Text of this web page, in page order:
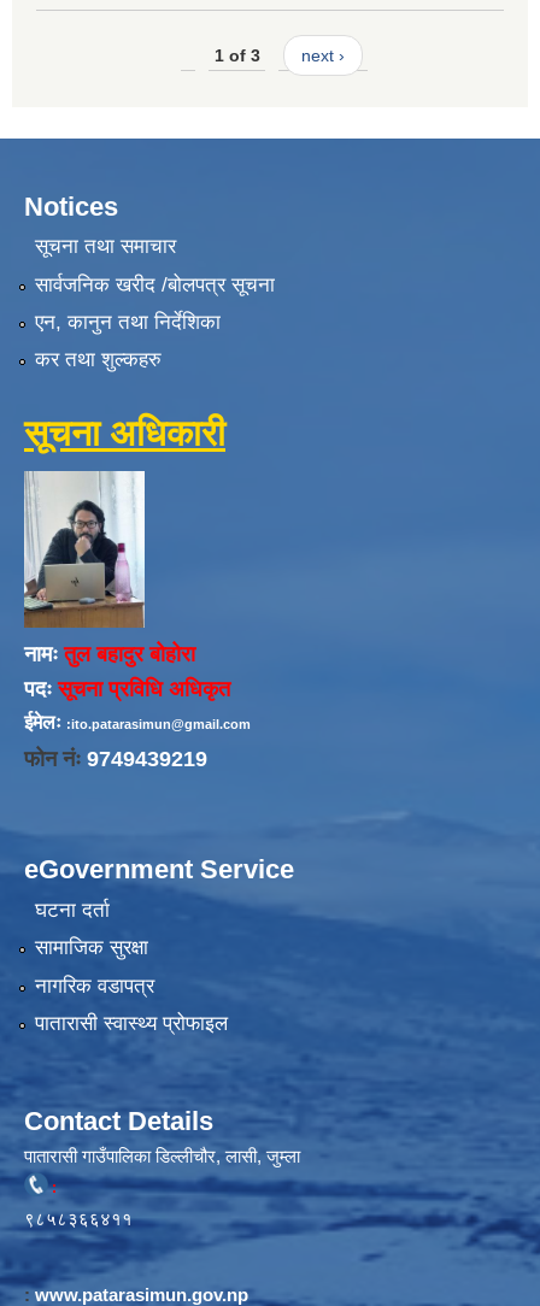
1 of 3 next ›
Notices
सूचना तथा समाचार
सार्वजनिक खरीद /बोलपत्र सूचना
एन, कानुन तथा निर्देशिका
कर तथा शुल्कहरु
सूचना अधिकारी
नामःतुल बहादुर बोहोरा
पदःसूचना प्रविधि अधिकृत
ईमेलः :ito.patarasimun@gmail.com
फोन नंः 9749439219
eGovernment Service
घटना दर्ता
सामाजिक सुरक्षा
नागरिक वडापत्र
पातारासी स्वास्थ्य प्रोफाइल
Contact Details
पातारासी गाउँपालिका डिल्लीचौर, लासी, जुम्ला
:
९८५८३६६४११
:www.patarasimun.gov.np